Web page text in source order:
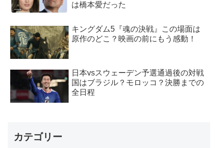
は橋本愛だった
キングダム5『魂の決戦』この場面は
原作のどこ？映画の前にもう感動！
日本vsスウェーデン予選通過後の対戦
国はブラジル？モロッコ？決勝までの
全日程
カテゴリー